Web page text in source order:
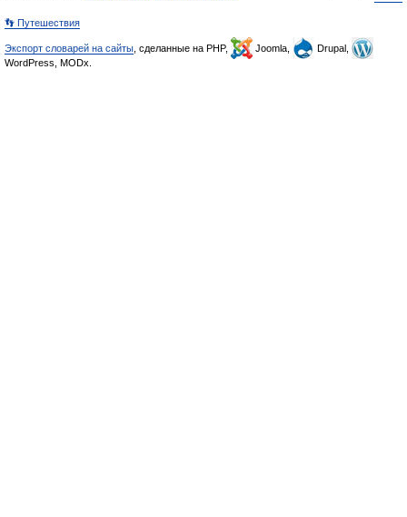
👣 Путешествия
Экспорт словарей на сайты , сделанные на PHP, Joomla,
Drupal,
WordPress, MODx.